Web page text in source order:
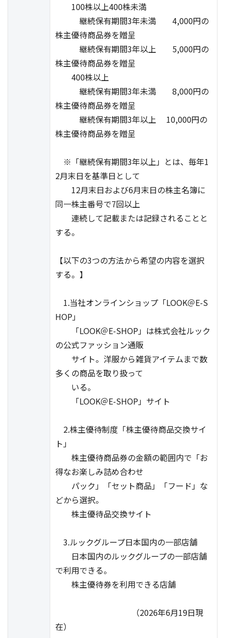
100株以上400株未満
継続保有期間3年未満 4,000円の
株主優待商品券を贈呈
継続保有期間3年以上 5,000円の
株主優待商品券を贈呈
400株以上
継続保有期間3年未満 8,000円の
株主優待商品券を贈呈
継続保有期間3年以上 10,000円の
株主優待商品券を贈呈
※「継続保有期間3年以上」とは、毎年1
2月末日を基準日として
12月末日および6月末日の株主名簿に
同一株主番号で7回以上
連続して記載または記録されることと
する。
【以下の3つの方法から希望の内容を選択
する。】
1.当社オンラインショップ「LOOK＠E-S
HOP」
「LOOK＠E-SHOP」は株式会社ルック
の公式ファッション通販
サイト。洋服から雑貨アイテムまで数
多くの商品を取り扱って
いる。
「LOOK＠E-SHOP」サイト
2.株主優待制度「株主優待商品交換サイ
ト」
株主優待商品券の金額の範囲内で「お
得なお楽しみ詰め合わせ
パック」「セット商品」「フード」な
どから選択。
株主優待品交換サイト
3.ルックグループ日本国内の一部店舗
日本国内のルックグループの一部店舗
で利用できる。
株主優待券を利用できる店舗
（2026年6月19日現
在）